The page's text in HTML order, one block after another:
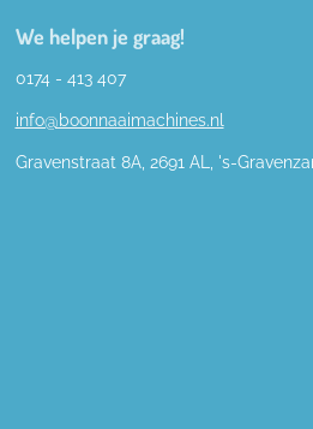
We helpen je graag!
0174 - 413 407
info@boonnaaimachines.nl
Gravenstraat 8A, 2691 AL, 's-